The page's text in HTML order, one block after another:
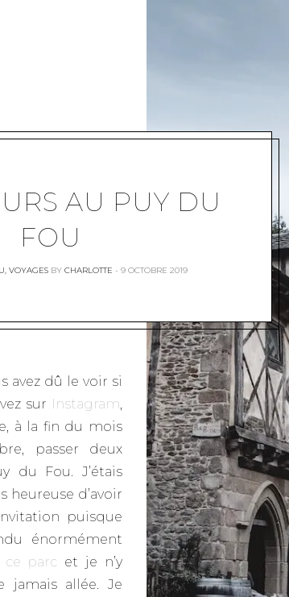
AU PUY DU
FOU
, VOYAGES BY CHARLOTTE 9 OCTOBRE 2019
avez dû le voir si
sur Instagram,
à la fin du mois
passer deux
du Fou. J’étais
heureuse d’avoir
puisque
énormément
ce parc et je n’y
jamais allée. Je